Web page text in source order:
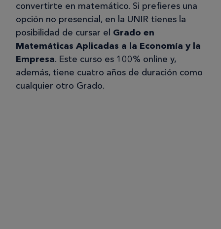
convertirte en matemático. Si prefieres una
opción no presencial, en la UNIR tienes la
posibilidad de cursar el Grado en
Matemáticas Aplicadas a la Economía y la
Empresa. Este curso es 100% online y,
además, tiene cuatro años de duración como
cualquier otro Grado.